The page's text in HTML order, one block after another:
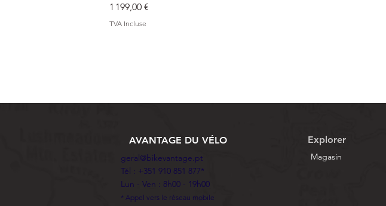
Prix
1 199,00 €
TVA Incluse
AVANTAGE DU VÉLO
geral@bikevantage.pt
Tél : +351 910 851 877*
Lun - Ven : 8h00 - 19h00
* Appel vers le réseau mobile
Explorer
Magasin